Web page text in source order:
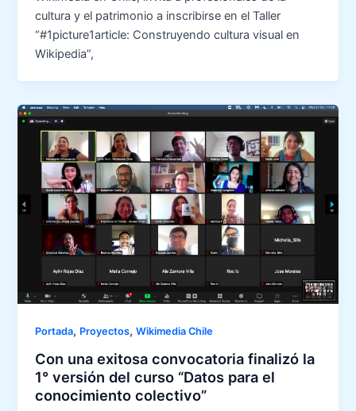
cultura y el patrimonio a inscribirse en el Taller
“#1picture1article: Construyendo cultura visual en
Wikipedia”,
Portada, Proyectos,Wikimedia Chile
Con una exitosa convocatoria finalizó la
1° versión del curso “Datos para el
conocimiento colectivo”